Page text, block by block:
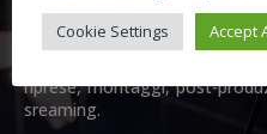
Adeguarsi ai tempi è
comunicazione passa per il
riprese, montaggi, post-
sreaming.
Cookie Settings Accept